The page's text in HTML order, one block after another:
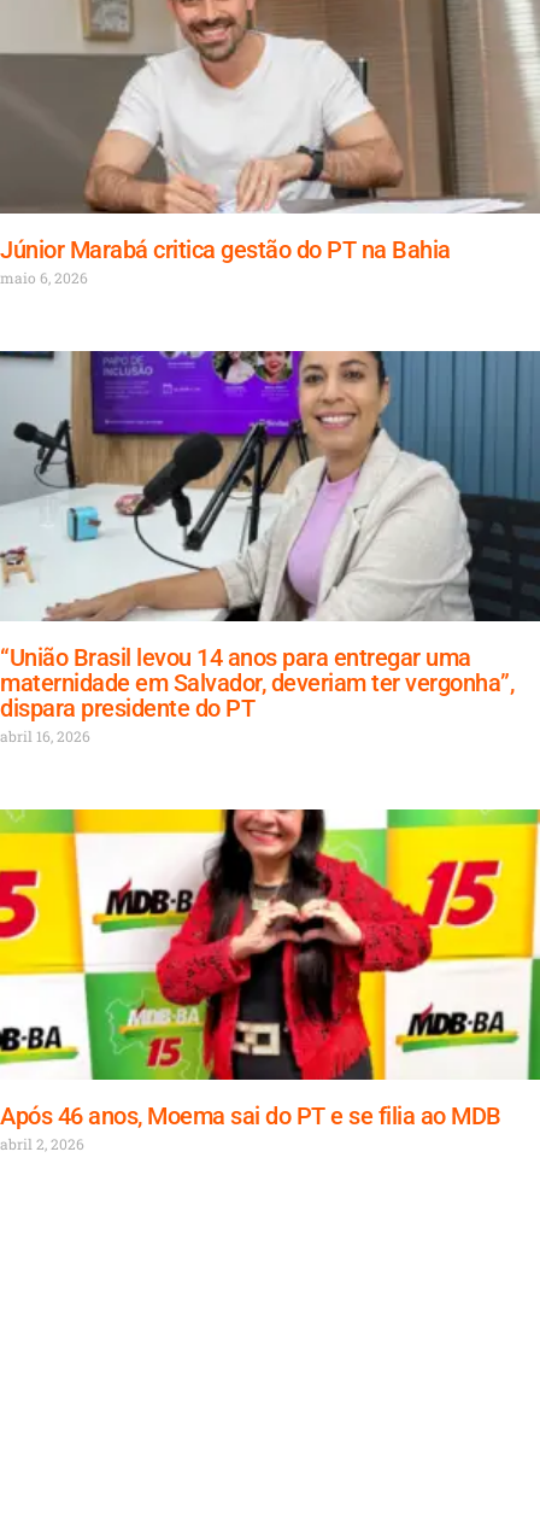
Júnior Marabá critica gestão do PT na Bahia
maio 6, 2026
“União Brasil levou 14 anos para entregar uma
maternidade em Salvador, deveriam ter vergonha”,
dispara presidente do PT
abril 16, 2026
Após 46 anos, Moema sai do PT e se filia ao MDB
abril 2, 2026